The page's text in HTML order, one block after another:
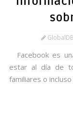
Facebook es
estar al día de
familiares o